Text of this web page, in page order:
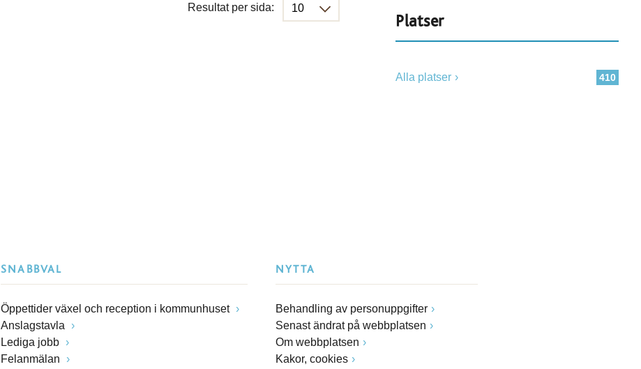
Resultat per sida:
Platser
410
Alla platser
SNABBVAL
Öppettider växel och reception i kommunhuset
Anslagstavla
Lediga jobb
Felanmälan
NYTTA
Behandling av personuppgifter
Senast ändrat på webbplatsen
Om webbplatsen
Kakor, cookies